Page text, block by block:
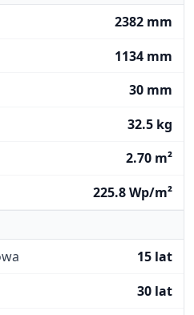
2382 mm
1134 mm
30 mm
32.5 kg
2.70 m²
225.8 Wp/m²
15 lat
30 lat